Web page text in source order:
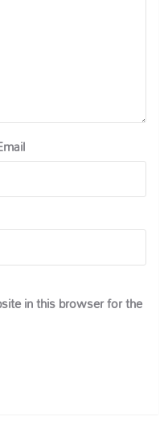
in this browser for the